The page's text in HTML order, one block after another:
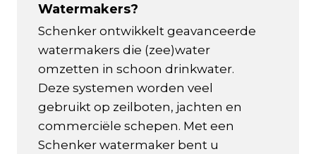
Watermakers?
Schenker ontwikkelt geavanceerde
watermakers die (zee)water
omzetten in schoon drinkwater.
Deze systemen worden veel
gebruikt op zeilboten, jachten en
commerciële schepen. Met een
Schenker watermaker bent u